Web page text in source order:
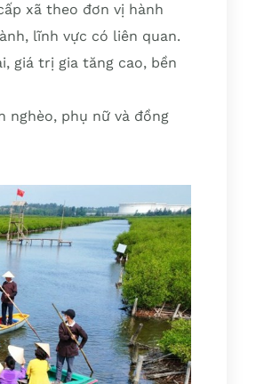
xã theo đơn vị hành
lĩnh vực có liên quan.
giá trị gia tăng cao, bền
nghèo, phụ nữ và đồng